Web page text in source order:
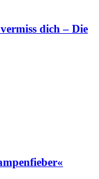
dich – Die